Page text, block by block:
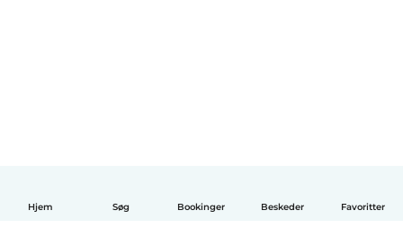
Hjem Søg Bookinger Beskeder Favoritter